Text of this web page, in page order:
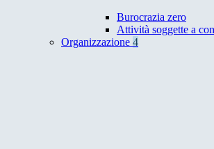
Burocrazia zero
Attività soggette a
Organizzazione 4